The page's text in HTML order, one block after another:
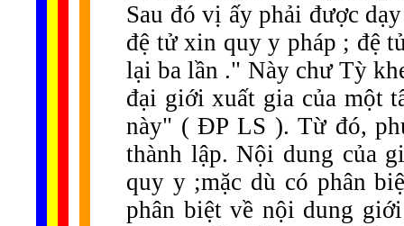
Sau đó vị ấy phải được
đệ tử xin quy y pháp ; đệ
lại ba lần ." Này chư Tỳ
đại giới xuất gia của một
này" ( ĐP LS ). Từ đó,
thành lập. Nội dung của
quy y ;mặc dù có phân
phân biệt về nội dung